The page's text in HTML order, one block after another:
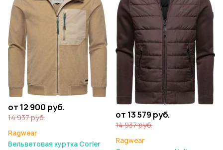
от 12 900 руб.
14 937 руб.
Ragwear
Вельветовая куртка Corler
от 13 579 руб.
14 937 руб.
Ragwear